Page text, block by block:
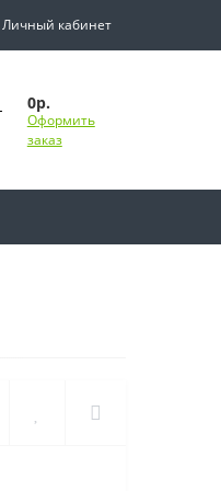
Личный кабинет
0р.
Оформить
заказ